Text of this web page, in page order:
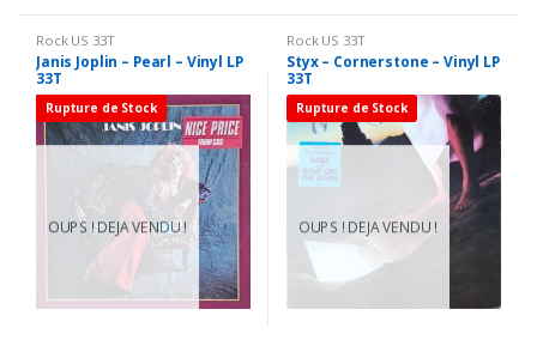
Rock US 33T
Janis Joplin – Pearl – Vinyl LP
33T
Rupture de Stock
OUPS ! DEJA VENDU !
Rock US 33T
Styx – Cornerstone – Vinyl LP
33T
Rupture de Stock
OUPS ! DEJA VENDU !